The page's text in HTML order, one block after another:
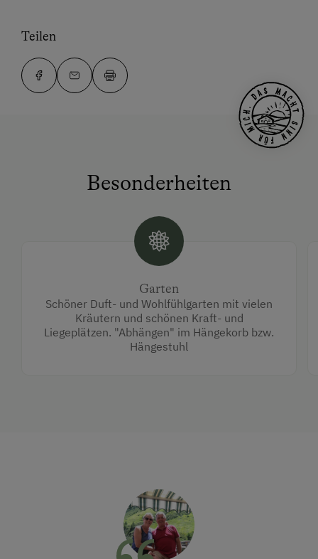
Teilen
Besonderheiten
Garten
Schöner Duft- und Wohlfühlgarten mit vielen
Kräutern und schönen Kraft- und
Liegeplätzen. "Abhängen" im Hängekorb bzw.
Hängestuhl